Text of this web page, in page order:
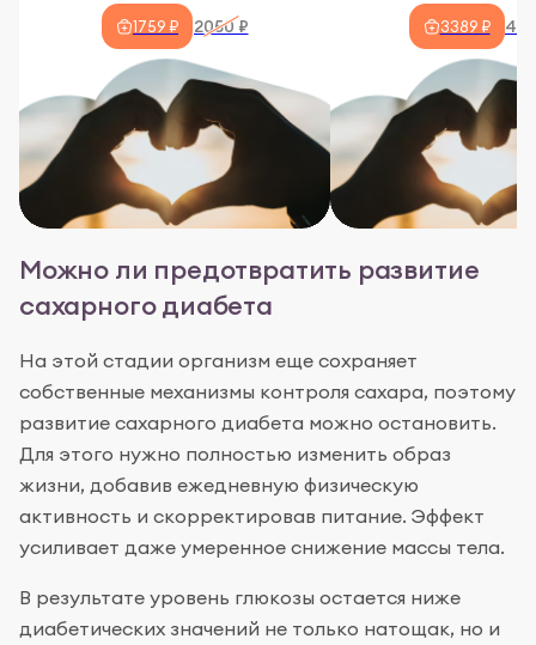
1759 ₽ 2050 ₽ 3389 ₽
Можно ли предотвратить развитие
сахарного диабета
На этой стадии организм еще сохраняет
собственные механизмы контроля сахара, поэтому
развитие сахарного диабета можно остановить.
Для этого нужно полностью изменить образ
жизни, добавив ежедневную физическую
активность и скорректировав питание. Эффект
усиливает даже умеренное снижение массы тела.
В результате уровень глюкозы остается ниже
диабетических значений не только натощак, но и